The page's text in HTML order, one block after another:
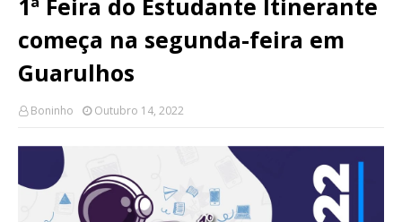
1ª Feira do Estudante Itinerante
começa na segunda-feira em
Guarulhos
Boninho Outubro 14, 2022